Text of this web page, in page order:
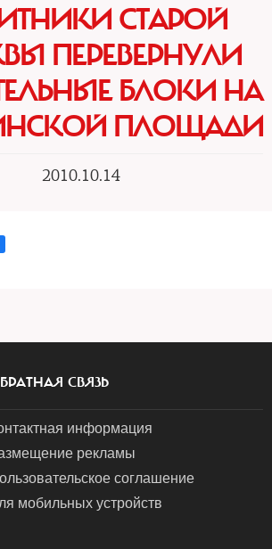
СТАРОЙ
ПЕРЕВЕРНУЛИ
БЛОКИ НА
ПЛОЩАДИ
2010.10.14
СВЯЗЬ
информация
рекламы
соглашение
мобильных устройств